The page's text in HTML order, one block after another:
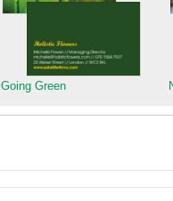
Going Green